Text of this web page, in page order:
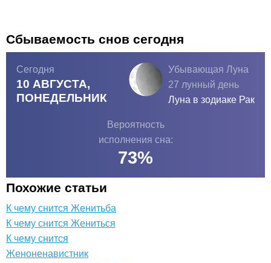
Сбываемость снов сегодня
Сегодня
10 АВГУСТА,
ПОНЕДЕЛЬНИК
Убывающая Луна
27 лунный день
Луна в зодиаке Рак
Вероятность
исполнения сна:
73%
Похожие статьи
К чему снится Женитьба
К чему снится Жениться
К чему снится
Женоненавистник